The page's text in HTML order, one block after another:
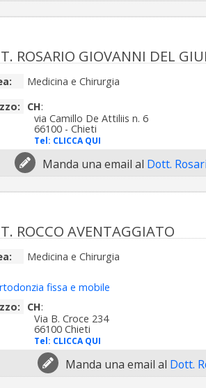
ROSARIO GIOVANNI DEL
Medicina e Chirurgia
CH:
via Camillo De Attiliis n. 6
66100 - Chieti
Tel: CLICCA QUI
Manda una email al Dott.
ROCCO AVENTAGGIATO
Medicina e Chirurgia
fissa e mobile
CH:
Via B. Croce 234
66100 Chieti
Tel: CLICCA QUI
Manda una email al Dott.